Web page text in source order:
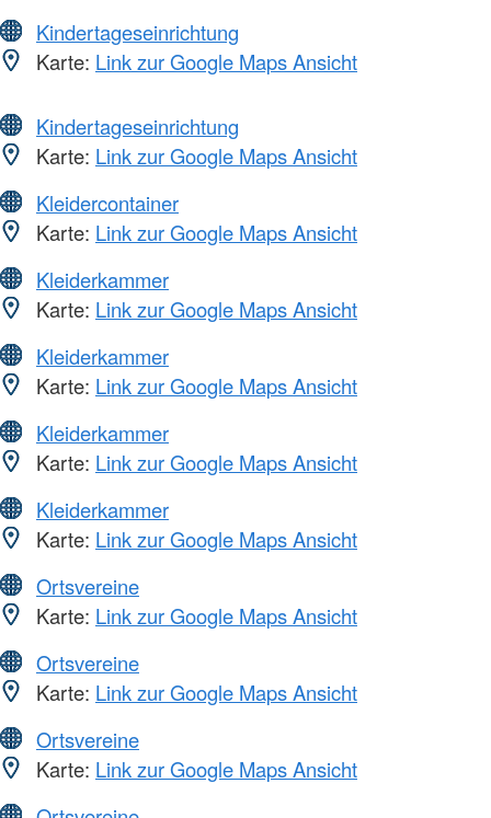
Kindertageseinrichtung
Karte: Link zur Google Maps Ansicht
Kindertageseinrichtung
Karte: Link zur Google Maps Ansicht
Kleidercontainer
Karte: Link zur Google Maps Ansicht
Kleiderkammer
Karte: Link zur Google Maps Ansicht
Kleiderkammer
Karte: Link zur Google Maps Ansicht
Kleiderkammer
Karte: Link zur Google Maps Ansicht
Kleiderkammer
Karte: Link zur Google Maps Ansicht
Ortsvereine
Karte: Link zur Google Maps Ansicht
Ortsvereine
Karte: Link zur Google Maps Ansicht
Ortsvereine
Karte: Link zur Google Maps Ansicht